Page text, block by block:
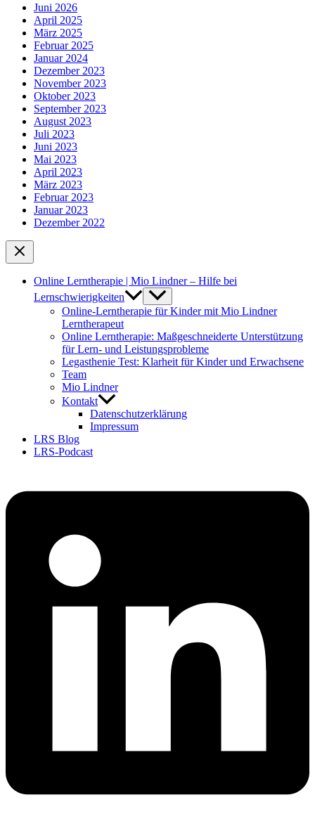
Juni 2026
April 2025
März 2025
Februar 2025
Januar 2024
Dezember 2023
November 2023
Oktober 2023
September 2023
August 2023
Juli 2023
Juni 2023
Mai 2023
April 2023
März 2023
Februar 2023
Januar 2023
Dezember 2022
Online Lerntherapie | Mio Lindner – Hilfe bei
Lernschwierigkeiten
Online-Lerntherapie für Kinder mit Mio Lindner
Lerntherapeut
Online Lerntherapie: Maßgeschneiderte Unterstützung
für Lern- und Leistungsprobleme
Legasthenie Test: Klarheit für Kinder und Erwachsene
Team
Mio Lindner
Kontakt
Datenschutzerklärung
Impressum
LRS Blog
LRS-Podcast